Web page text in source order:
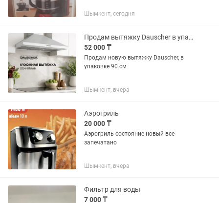
Шымкент, сегодня
Продам вытяжку Dauscher в упаковке, 90 см, мне не подошел размер
52 000 ₸
Продам новую вытяжку Dauscher, в
упаковке 90 см
Шымкент, вчера
Аэрогриль
20 000 ₸
Аэрогриль состояние новый все
запечатано
Шымкент, вчера
Фильтр для воды
7 000 ₸